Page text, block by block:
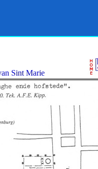
Sint Marie